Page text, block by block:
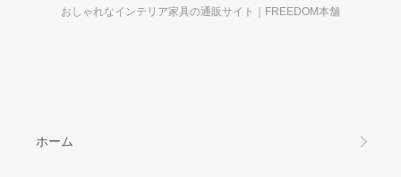
おしゃれなインテリア家具の通販サイト｜FREEDOM本舗
ホーム